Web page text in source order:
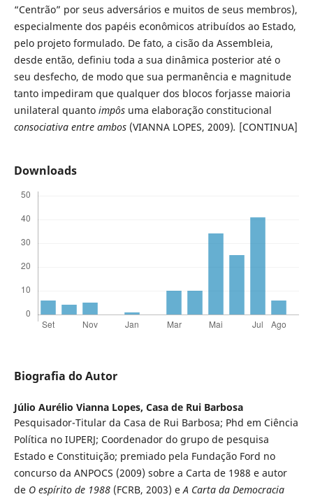
“Centrão” por seus adversários e muitos de seus membros),
especialmente dos papéis econômi­cos atribuídos ao Estado,
pelo projeto formulado. De fato, a cisão da Assembleia,
desde então, definiu toda a sua dinâmica posterior até o
seu desfecho, de modo que sua permanência e magnitude
tanto impediram que qualquer dos blocos for­jasse maioria
unilateral quanto impôs uma elaboração constitucional
consociativa entre ambos (VIANNA LOPES, 2009). [CONTINUA]
Downloads
Biografia do Autor
Júlio Aurélio Vianna Lopes, Casa de Rui Barbosa
Pesquisador-Titular da Casa de Rui Barbosa; Phd em Ciência
Política no IUPERJ; Coordenador do grupo de pesquisa
Estado e Constituição; premiado pela Fundação Ford no
concurso da ANPOCS (2009) sobre a Carta de 1988 e autor
de O espírito de 1988(FCRB, 2003) eA Carta da Democracia